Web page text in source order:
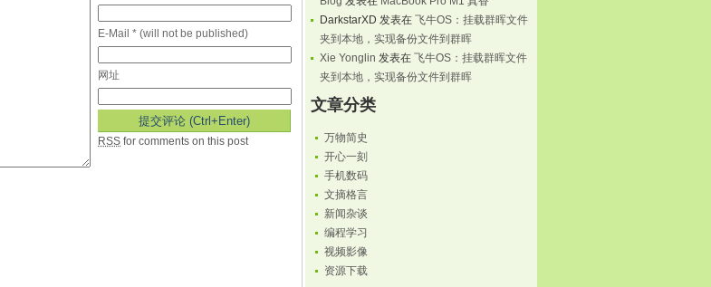
E-Mail * (will not be published)
网址
RSS for comments on this post
DarkstarXD 发表在 飞牛OS：挂载群晖文件
夹到本地，实现备份文件到群晖
Xie Yonglin 发表在 飞牛OS：挂载群晖文件
夹到本地，实现备份文件到群晖
文章分类
万物简史
开心一刻
手机数码
文摘格言
新闻杂谈
编程学习
视频影像
资源下载